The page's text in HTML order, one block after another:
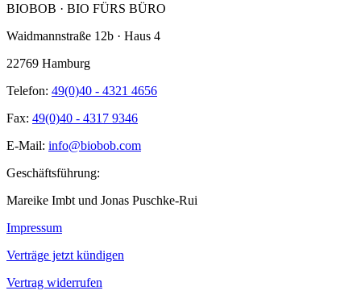
BIOBOB · BIO FÜRS BÜRO
Waidmannstraße 12b · Haus 4
22769 Hamburg
Telefon: 49(0)40 - 4321 4656
Fax: 49(0)40 - 4317 9346
E-Mail: info@biobob.com
Geschäftsführung:
Mareike Imbt und Jonas Puschke-Rui
Impressum
Verträge jetzt kündigen
Vertrag widerrufen